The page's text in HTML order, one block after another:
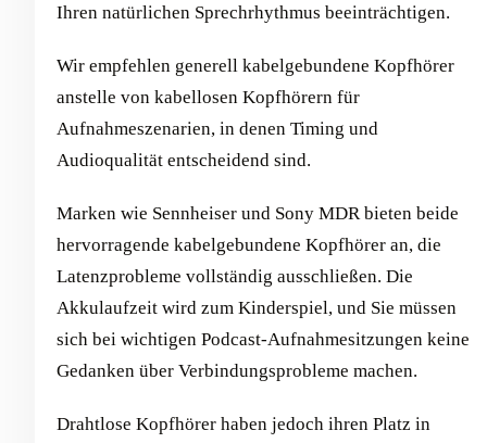
Ihren natürlichen Sprechrhythmus beeinträchtigen.
Wir empfehlen generell kabelgebundene Kopfhörer
anstelle von kabellosen Kopfhörern für
Aufnahmeszenarien, in denen Timing und
Audioqualität entscheidend sind.
Marken wie Sennheiser und Sony MDR bieten beide
hervorragende kabelgebundene Kopfhörer an, die
Latenzprobleme vollständig ausschließen. Die
Akkulaufzeit wird zum Kinderspiel, und Sie müssen
sich bei wichtigen Podcast-Aufnahmesitzungen keine
Gedanken über Verbindungsprobleme machen.
Drahtlose Kopfhörer haben jedoch ihren Platz in